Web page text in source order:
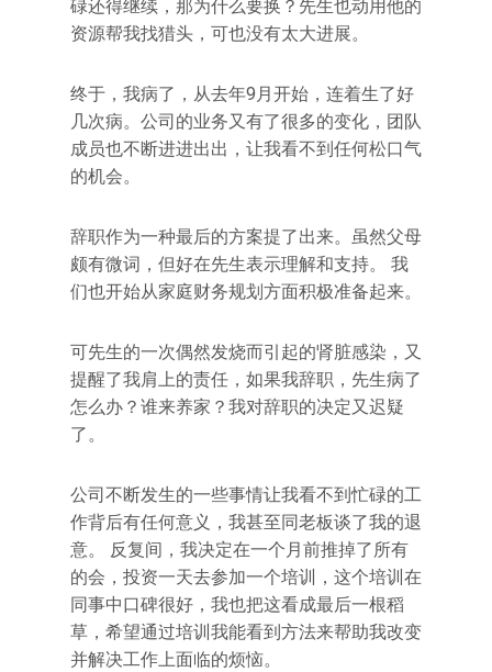
碌还得继续，那为什么要换？先生也动用他的
资源帮我找猎头，可也没有太大进展。
终于，我病了，从去年9月开始，连着生了好
几次病。公司的业务又有了很多的变化，团队
成员也不断进进出出，让我看不到任何松口气
的机会。
辞职作为一种最后的方案提了出来。虽然父母
颇有微词，但好在先生表示理解和支持。 我
们也开始从家庭财务规划方面积极准备起来。
可先生的一次偶然发烧而引起的肾脏感染，又
提醒了我肩上的责任，如果我辞职，先生病了
怎么办？谁来养家？我对辞职的决定又迟疑
了。
公司不断发生的一些事情让我看不到忙碌的工
作背后有任何意义，我甚至同老板谈了我的退
意。 反复间，我决定在一个月前推掉了所有
的会，投资一天去参加一个培训，这个培训在
同事中口碑很好，我也把这看成最后一根稻
草，希望通过培训我能看到方法来帮助我改变
并解决工作上面临的烦恼。